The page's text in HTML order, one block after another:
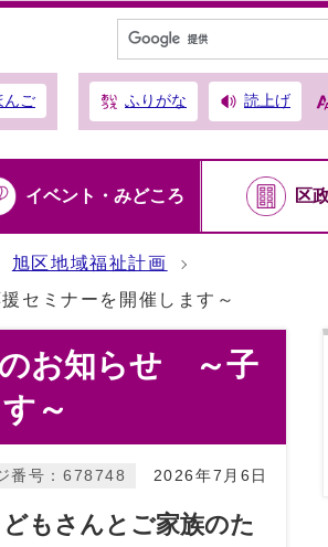
んご ふりがな 読上げ
イベント・みどころ 区
旭区地域福祉計画
セミナーを開催します～
のお知らせ ～子
～
2026年7月6日
番号：678748
もさんとご家族のた